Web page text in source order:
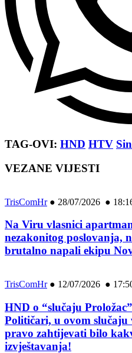
TAG-OVI: HND HTV
VEZANE VIJESTI
TrisComHr● 28/07/2026 ●
Na Viru vlasnici
nezakonitog poslovanja,
brutalno napali ekipu
TrisComHr● 12/07/2026 ●
HND o “slučaju
Političari, u ovom
pravo zahtijevati bilo
izvještavanja!